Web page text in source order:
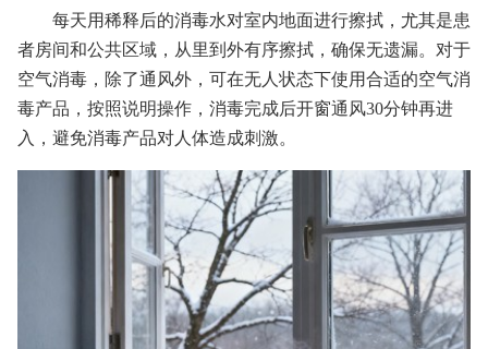
每天用稀释后的消毒水对室内地面进行擦拭，尤其是患
者房间和公共区域，从里到外有序擦拭，确保无遗漏。对于
空气消毒，除了通风外，可在无人状态下使用合适的空气消
毒产品，按照说明操作，消毒完成后开窗通风30分钟再进
入，避免消毒产品对人体造成刺激。